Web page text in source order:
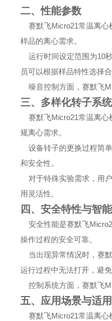
二、性能参数
赛默飞Micro21常温离心
样品的离心需求。
运行时间设定范围为10
员可以根据样品特性选择
噪音控制方面，赛默飞
三、多样化转子系统
赛默飞Micro21常温离心
规离心需求。
设备转子的更换过程简
和安全性。
对于特殊实验需求，用
用灵活性。
四、安全特性与智
安全性能是赛默飞
操作过程的安全可靠。
当出现异常情况时，赛
运行过程中无法打开，避免
控制系统方面，赛默飞
五、应用场景与适
赛默飞Micro21常温离心